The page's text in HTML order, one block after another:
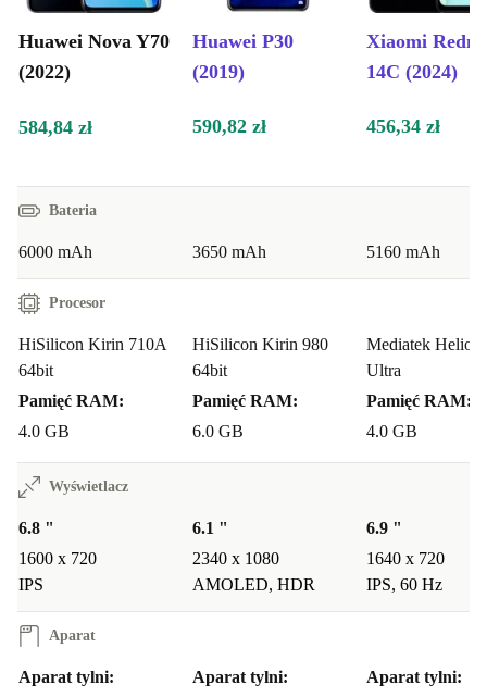
Huawei Nova Y70
(2022)
Huawei P30
(2019)
Xiaomi Redmi
14C (2024)
584,84 zł 590,82 zł 456,34 zł
Bateria
6000 mAh 3650 mAh 5160 mAh
Procesor
HiSilicon Kirin 710A
64bit
Pamięć RAM:
4.0 GB
HiSilicon Kirin 980
64bit
Pamięć RAM:
6.0 GB
Mediatek Helio
Ultra
Pamięć RAM:
4.0 GB
Wyświetlacz
6.8 "
1600 x 720
IPS
6.1 "
2340 x 1080
AMOLED, HDR
6.9 "
1640 x 720
IPS, 60 Hz
Aparat
Aparat tylni:
Aparat tylni:
Aparat tylni: